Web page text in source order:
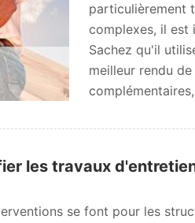
particulièrement
complexes, il est
Sachez qu'il
meilleur rendu
les travaux
se font pour les